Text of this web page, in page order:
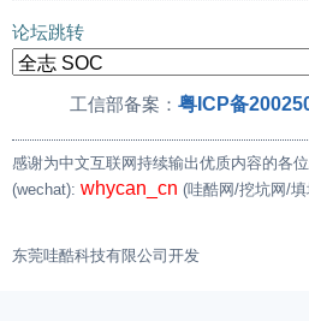
论坛跳转
工信部备案： 粤ICP备
感谢为中文互联网持续输出优质内容的各位
(wechat): whycan_cn (哇酷网/挖坑网/
东莞哇酷科技有限公司开发